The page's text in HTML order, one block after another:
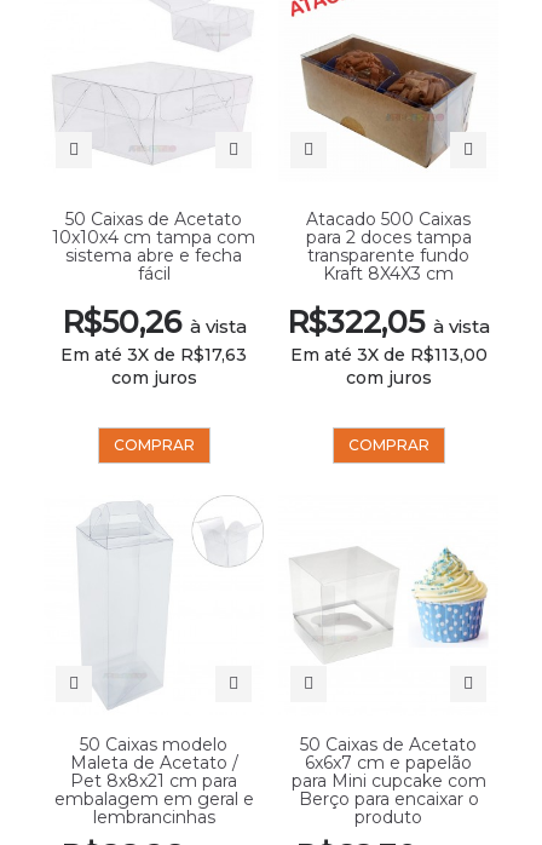
50 Caixas de Acetato
10x10x4 cm tampa com
sistema abre e fecha
fácil
R$50,26 à vista
Em até 3X de R$17,63
com juros
COMPRAR
Atacado 500 Caixas
para 2 doces tampa
transparente fundo
Kraft 8X4X3 cm
R$322,05 à vista
Em até 3X de R$113,00
com juros
COMPRAR
50 Caixas modelo
Maleta de Acetato /
Pet 8x8x21 cm para
embalagem em geral e
lembrancinhas
50 Caixas de Acetato
6x6x7 cm e papelão
para Mini cupcake com
Berço para encaixar o
produto